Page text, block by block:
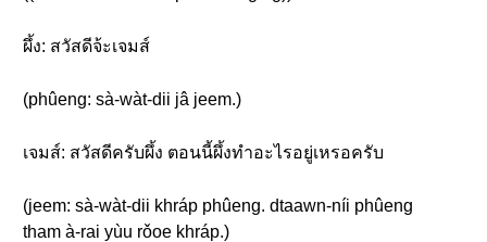
ผึ้ง: สวัสดีจ้ะเจมส์
(phûeng: sà-wàt-dii jâ jeem.)
เจมส์: สวัสดีครับผึ้ง ตอนนี้ผึ้งทำอะไรอยู่เหรอครับ
(jeem: sà-wàt-dii khráp phûeng. dtaawn-níi phûeng
tham à-rai yùu rǒoe khráp.)